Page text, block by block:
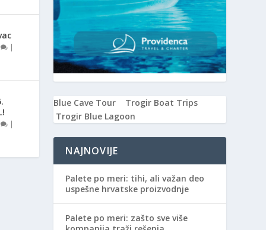
|
|
Blue Cave Tour
Trogir Boat Trips
Trogir Blue Lagoon
NAJNOVIJE
Palete po meri: tihi, ali važan deo
uspešne hrvatske proizvodnje
Palete po meri: zašto sve više